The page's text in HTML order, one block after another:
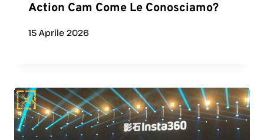
Action Cam Come Le Conosciamo?
15 Aprile 2026